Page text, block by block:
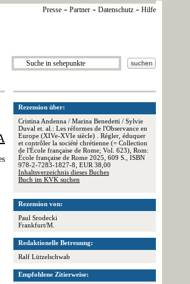
Presse - Partner - Datenschutz - Hilfe
Rezension über:
Cristina Andenna / Marina Benedetti / Sylvie
Duval et. al.: Les réformes de l'Observance en
Europe (XIVe-XVIe siècle) . Régler, éduquer
et contrôler la société chrétienne (= Collection
de l'École française de Rome; Vol. 623), Rom:
École française de Rome 2025, 609 S., ISBN
978-2-7283-1827-8, EUR 38,00
Inhaltsverzeichnis dieses Buches
Buch im KVK suchen
Rezension von:
Paul Srodecki
Frankfurt/M.
Redaktionelle Betreuung:
Ralf Lützelschwab
Empfohlene Zitierweise: